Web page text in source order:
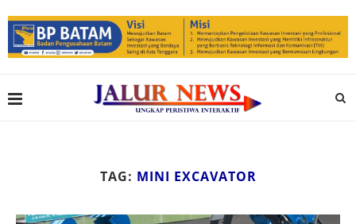
TAG: MINI EXCAVATOR